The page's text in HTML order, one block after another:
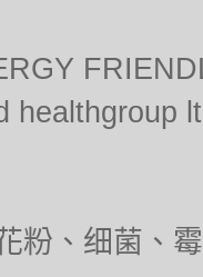
healthgroup
粉、细菌、